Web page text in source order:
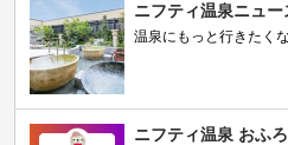
ニフティ温泉ニュー
温泉にもっと行きたく
ニフティ温泉 おふ